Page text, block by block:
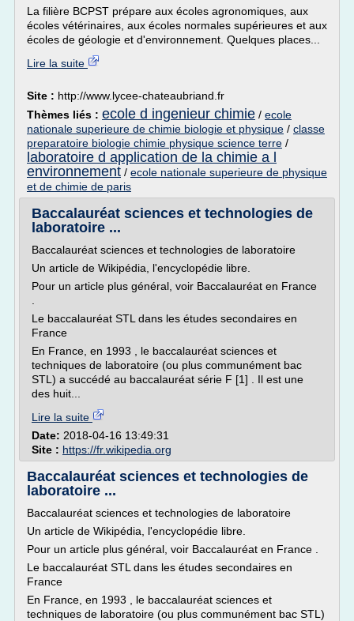
La filière BCPST prépare aux écoles agronomiques, aux
écoles vétérinaires, aux écoles normales supérieures et aux
écoles de géologie et d'environnement. Quelques places...
Lire la suite
Site : http://www.lycee-chateaubriand.fr
Thèmes liés : ecole d ingenieur chimie / ecole
nationale superieure de chimie biologie et physique / classe
preparatoire biologie chimie physique science terre /
laboratoire d application de la chimie a l
environnement / ecole nationale superieure de physique
et de chimie de paris
Baccalauréat sciences et technologies de
laboratoire ...
Baccalauréat sciences et technologies de laboratoire
Un article de Wikipédia, l'encyclopédie libre.
Pour un article plus général, voir Baccalauréat en France
Le baccalauréat STL dans les études secondaires en
France
En France, en 1993 , le baccalauréat sciences et
techniques de laboratoire (ou plus communément bac
STL) a succédé au baccalauréat série F [1] . Il est une
des huit...
Lire la suite
Date: 2018-04-16 13:49:31
Site : https://fr.wikipedia.org
Baccalauréat sciences et technologies de
laboratoire ...
Baccalauréat sciences et technologies de laboratoire
Un article de Wikipédia, l'encyclopédie libre.
Pour un article plus général, voir Baccalauréat en France .
Le baccalauréat STL dans les études secondaires en
France
En France, en 1993 , le baccalauréat sciences et
techniques de laboratoire (ou plus communément bac STL)